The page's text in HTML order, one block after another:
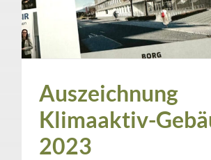
Auszeichnung
Klimaaktiv-
2023